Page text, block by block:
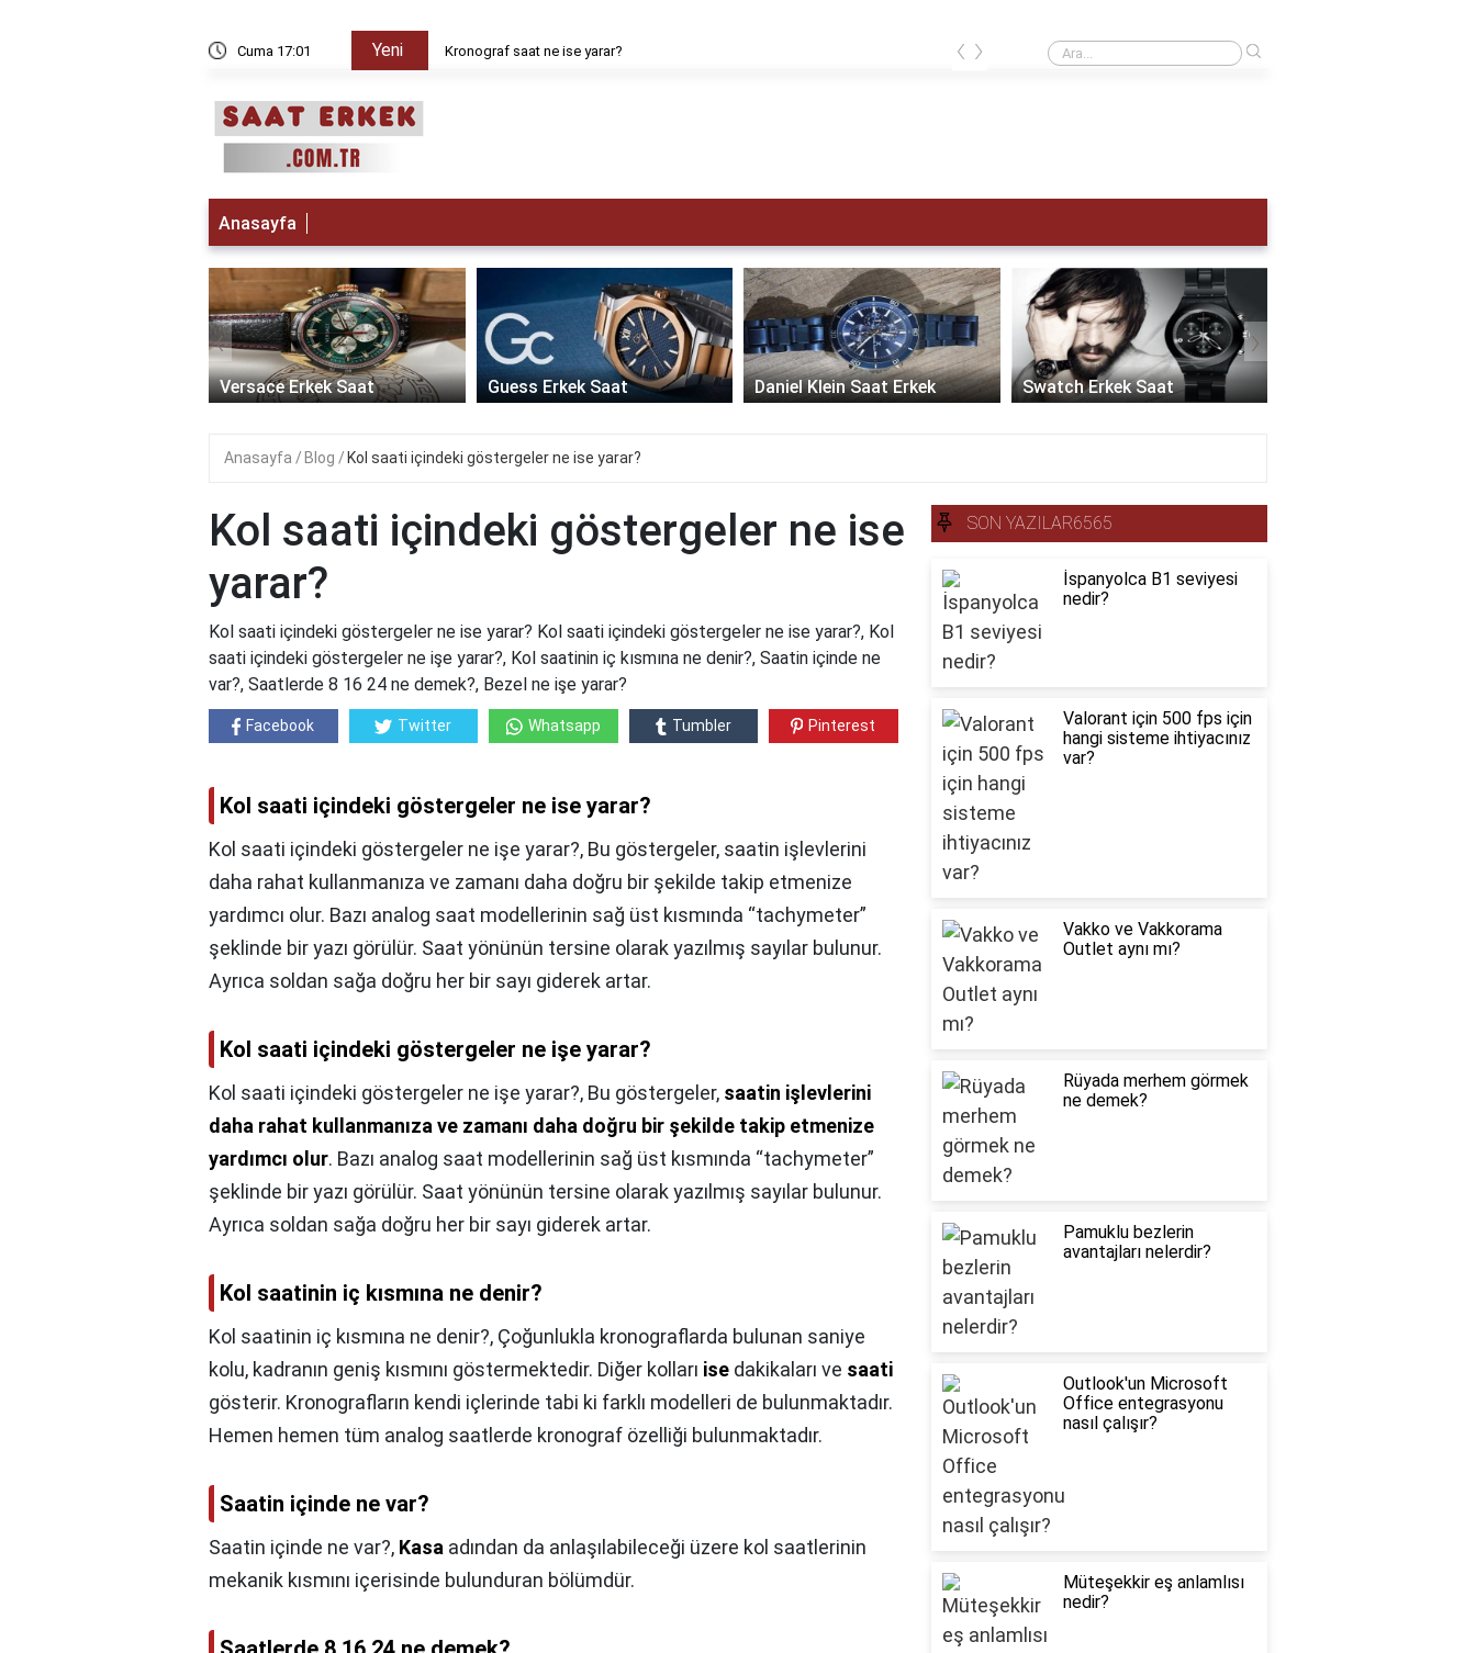
Cuma 17:01 Yeni Kronograf saat ne ise yarar? Kol saati kaç atm olmalı?
‹ ›
Anasayfa
Versace Erkek Saat Guess Erkek Saat Daniel Klein Saat Erkek Swatch Erkek Saat
‹ ›
Anasayfa Blog Kol saati içindeki göstergeler ne ise yarar?
Kol saati içindeki göstergeler ne ise
yarar?
Kol saati içindeki göstergeler ne ise yarar? Kol saati içindeki göstergeler ne ise yarar?, Kol
saati içindeki göstergeler ne işe yarar?, Kol saatinin iç kısmına ne denir?, Saatin içinde ne
var?, Saatlerde 8 16 24 ne demek?, Bezel ne işe yarar?
Facebook Twitter Whatsapp Tumbler Pinterest
Kol saati içindeki göstergeler ne ise yarar?
Kol saati içindeki göstergeler ne işe yarar?, Bu göstergeler, saatin işlevlerini
daha rahat kullanmanıza ve zamanı daha doğru bir şekilde takip etmenize
yardımcı olur. Bazı analog saat modellerinin sağ üst kısmında “tachymeter”
şeklinde bir yazı görülür. Saat yönünün tersine olarak yazılmış sayılar bulunur.
Ayrıca soldan sağa doğru her bir sayı giderek artar.
Kol saati içindeki göstergeler ne işe yarar?
Kol saati içindeki göstergeler ne işe yarar?, Bu göstergeler, saatin işlevlerini
daha rahat kullanmanıza ve zamanı daha doğru bir şekilde takip etmenize
yardımcı olur. Bazı analog saat modellerinin sağ üst kısmında “tachymeter”
şeklinde bir yazı görülür. Saat yönünün tersine olarak yazılmış sayılar bulunur.
Ayrıca soldan sağa doğru her bir sayı giderek artar.
Kol saatinin iç kısmına ne denir?
Kol saatinin iç kısmına ne denir?, Çoğunlukla kronograflarda bulunan saniye
kolu, kadranın geniş kısmını göstermektedir. Diğer kolları ise dakikaları ve saati
gösterir. Kronografların kendi içlerinde tabi ki farklı modelleri de bulunmaktadır.
Hemen hemen tüm analog saatlerde kronograf özelliği bulunmaktadır.
Saatin içinde ne var?
Saatin içinde ne var?, Kasa adından da anlaşılabileceği üzere kol saatlerinin
mekanik kısmını içerisinde bulunduran bölümdür.
SON YAZILAR6565
İspanyolca B1 seviyesi
nedir?
Valorant için 500 fps için
hangi sisteme ihtiyacınız
var?
Vakko ve Vakkorama
Outlet aynı mı?
Rüyada merhem görmek
ne demek?
Pamuklu bezlerin
avantajları nelerdir?
Outlook'un Microsoft
Office entegrasyonu
nasıl çalışır?
Müteşekkir eş anlamlısı
nedir?